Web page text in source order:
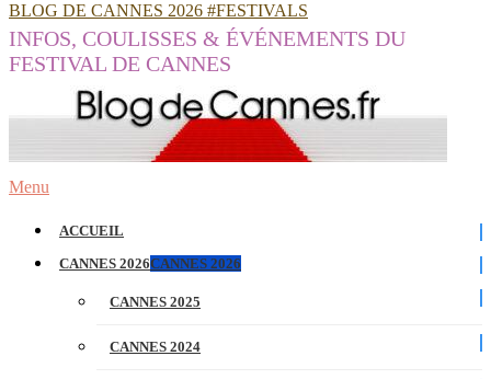
BLOG DE CANNES 2026 #FESTIVALS
INFOS, COULISSES & ÉVÉNEMENTS DU
FESTIVAL DE CANNES
Menu
ACCUEIL
CANNES 2026CANNES 2026
CANNES 2025
CANNES 2024